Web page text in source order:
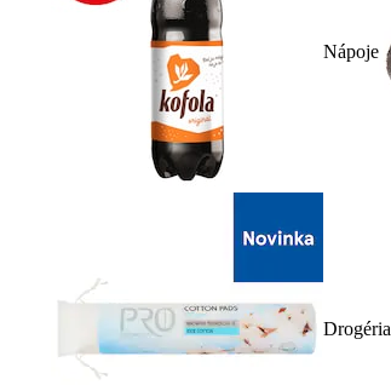
Nápoje
Drogéria